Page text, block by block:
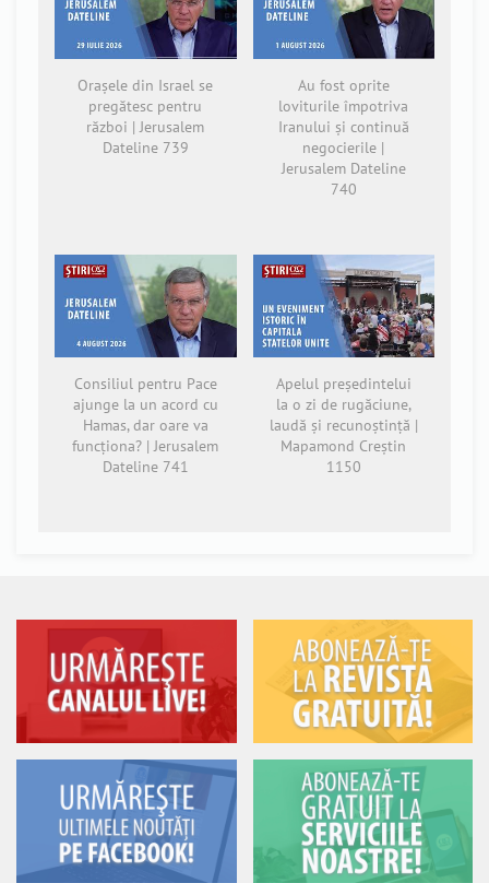
Orașele din Israel se
pregătesc pentru
război | Jerusalem
Dateline 739
Au fost oprite
loviturile împotriva
Iranului și continuă
negocierile |
Jerusalem Dateline
740
Consiliul pentru Pace
ajunge la un acord cu
Hamas, dar oare va
funcționa? | Jerusalem
Dateline 741
Apelul președintelui
la o zi de rugăciune,
laudă și recunoștință |
Mapamond Creștin
1150